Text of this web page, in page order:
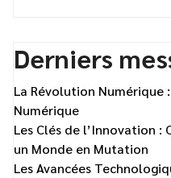
Derniers
La Révolution Numérique
Numérique
Les Clés de l’Innovation :
un Monde en Mutation
Les Avancées